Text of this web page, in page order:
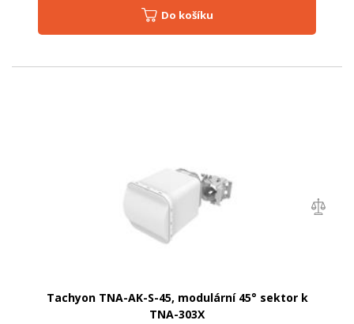
Do košíku
Tachyon TNA-AK-S-45, modulární 45° sektor k
TNA-303X